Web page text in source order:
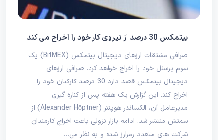
بیتمکس 30 درصد از نیروی کار خود را اخراج می کند
صرافی مشتقات ارزهای دیجیتال بیتمکس (BitMEX) یک
سوم پرسنل خود را اخراج خواهد کرد. صرافی ارزهای
دیجیتال بیتمکس قصد دارد 30 درصد کارکنان خود را
اخراج کند. این گزارش یک هفته پس از کناره گیری
مدیرعامل آن، الکساندر هوپتنر (Alexander Höptner) از
سمتش منتشر شد. ادامه بازار نزولی باعث اخراج کارمندان
شرکت‌ های متعدد رمزارز شده و به نظر می‌…